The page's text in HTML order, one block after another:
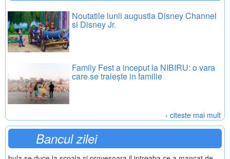
Noutatile lunii augustla Disney Channel
si Disney Jr.
Family Fest a inceput la NIBIRU: o vara
care se traiește in familie
› citeste mai mult
Bancul zilei